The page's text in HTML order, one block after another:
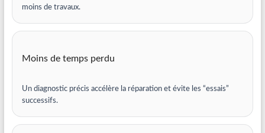
moins de travaux.
Moins de temps perdu
Un diagnostic précis accélère la réparation et évite les “essais”
successifs.